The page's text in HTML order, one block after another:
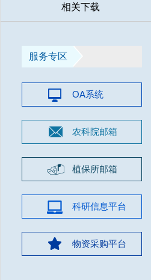
相关下载
服务专区
OA系统
农科院邮箱
植保所邮箱
科研信息平台
物资采购平台